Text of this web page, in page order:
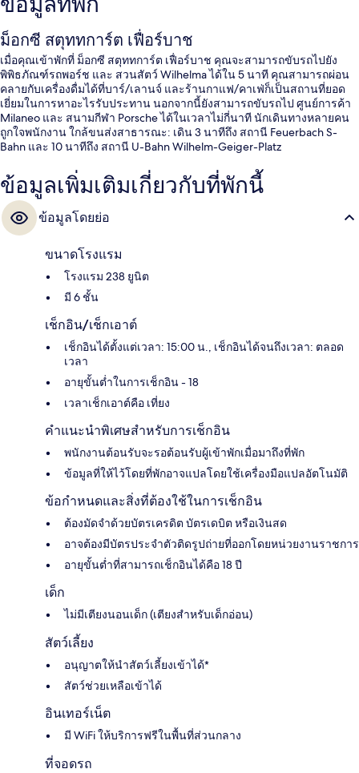
ม็อกซี สตุททการ์ต เฟื่อร์บาช
เมื่อคุณเข้าพักที่ ม็อกซี สตุททการ์ต เฟื่อร์บาช คุณจะสามารถขับรถไปยัง
พิพิธภัณฑ์รถพอร์ช และ สวนสัตว์ Wilhelma ได้ใน 5 นาที คุณสามารถผ่อน
คลายกับเครื่องดื่มได้ที่บาร์/เลานจ์ และร้านกาแฟ/คาเฟ่ก็เป็นสถานที่ยอด
เยี่ยมในการหาอะไรรับประทาน นอกจากนี้ยังสามารถขับรถไป ศูนย์การค้า
Milaneo และ สนามกีฬา Porsche ได้ในเวลาไม่กี่นาที นักเดินทางหลายคน
ถูกใจพนักงาน ใกล้ขนส่งสาธารณะ: เดิน 3 นาทีถึง สถานี Feuerbach S-
Bahn และ 10 นาทีถึง สถานี U-Bahn Wilhelm-Geiger-Platz
ข้อมูลเพิ่มเติมเกี่ยวกับที่พักนี้
ข้อมูลโดยย่อ
ขนาดโรงแรม
โรงแรม 238 ยูนิต
มี 6 ชั้น
เช็กอิน/เช็กเอาต์
เช็กอินได้ตั้งแต่เวลา: 15:00 น., เช็กอินได้จนถึงเวลา: ตลอด
เวลา
อายุขั้นต่ำในการเช็กอิน - 18
เวลาเช็กเอาต์คือ เที่ยง
คำแนะนำพิเศษสำหรับการเช็กอิน
พนักงานต้อนรับจะรอต้อนรับผู้เข้าพักเมื่อมาถึงที่พัก
ข้อมูลที่ให้ไว้โดยที่พักอาจแปลโดยใช้เครื่องมือแปลอัตโนมัติ
ข้อกำหนดและสิ่งที่ต้องใช้ในการเช็กอิน
ต้องมัดจำด้วยบัตรเครดิต บัตรเดบิต หรือเงินสด
อาจต้องมีบัตรประจำตัวติดรูปถ่ายที่ออกโดยหน่วยงานราชการ
อายุขั้นต่ำที่สามารถเช็กอินได้คือ 18 ปี
เด็ก
ไม่มีเตียงนอนเด็ก (เตียงสำหรับเด็กอ่อน)
สัตว์เลี้ยง
อนุญาตให้นำสัตว์เลี้ยงเข้าได้*
สัตว์ช่วยเหลือเข้าได้
อินเทอร์เน็ต
มี WiFi ให้บริการฟรีในพื้นที่ส่วนกลาง
ที่จอดรถ